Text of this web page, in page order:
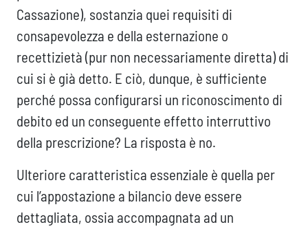
Cassazione), sostanzia quei requisiti di
consapevolezza e della esternazione o
recettizietà (pur non necessariamente diretta) di
cui si è già detto. E ciò, dunque, è sufficiente
perché possa configurarsi un riconoscimento di
debito ed un conseguente effetto interruttivo
della prescrizione? La risposta è no.
Ulteriore caratteristica essenziale è quella per
cui l’appostazione a bilancio deve essere
dettagliata, ossia accompagnata ad un